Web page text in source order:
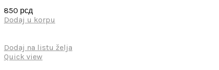
850 рсд
Dodaj u korpu
Dodaj na listu želja
Quick view